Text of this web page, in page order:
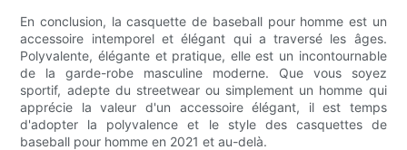
En conclusion, la casquette de baseball pour homme est un
accessoire intemporel et élégant qui a traversé les âges.
Polyvalente, élégante et pratique, elle est un incontournable
de la garde-robe masculine moderne. Que vous soyez
sportif, adepte du streetwear ou simplement un homme qui
apprécie la valeur d'un accessoire élégant, il est temps
d'adopter la polyvalence et le style des casquettes de
baseball pour homme en 2021 et au-delà.